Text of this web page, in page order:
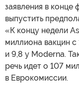
заявления в
выпустить
«К концу недели
миллиона вакцин с
и 9,8 у Moderna.
речь идет о 107
в Еврокомиссии.